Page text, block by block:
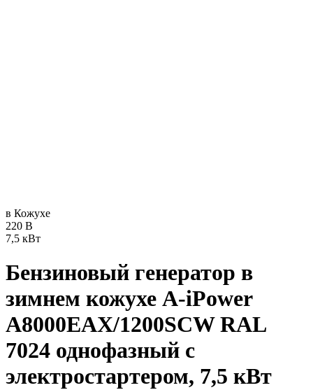
в Кожухе
220 В
7,5 кВт
Бензиновый генератор в
зимнем кожухе A-iPower
A8000EAX/1200SCW RAL
7024 однофазный с
электростартером, 7,5 кВт